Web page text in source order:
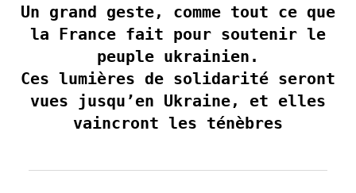
Un grand geste, comme tout ce que
la France fait pour soutenir le
peuple ukrainien.
Ces lumières de solidarité seront
vues jusqu’en Ukraine, et elles
vaincront les ténèbres